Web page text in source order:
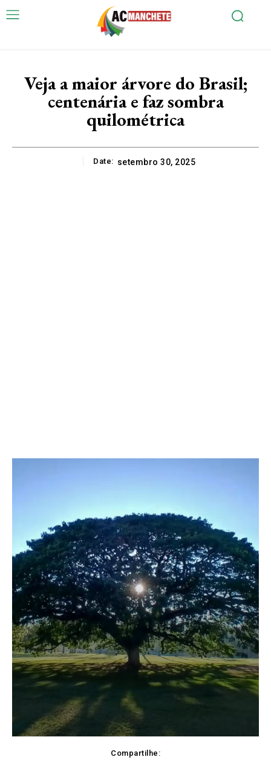
Veja a maior árvore do Brasil;
centenária e faz sombra
quilométrica
Date: setembro 30, 2025
Compartilhe: